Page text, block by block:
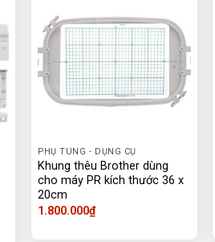
PHỤ TÙNG - DỤNG CỤ
Khung thêu Brother dùng
cho máy PR kích thước 36 x
20cm
1.800.000₫